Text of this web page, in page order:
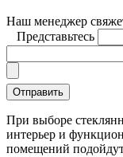
Наш менеджер
Представьтесь
Отправить
При выборе
интерьер и
помещений